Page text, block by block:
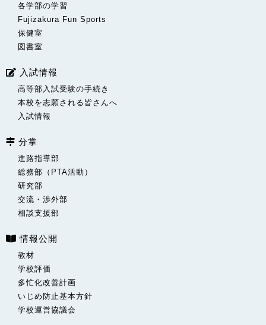
各学部の学習
Fujizakura Fun Sports
保健室
図書室
入試情報
高等部入試受験の手続き
本校を志願される皆さんへ
入試情報
分掌
進路指導部
総務部（PTA活動）
研究部
交流・渉外部
相談支援部
情報公開
教材
学校評価
多忙化改善計画
いじめ防止基本方針
学校運営協議会